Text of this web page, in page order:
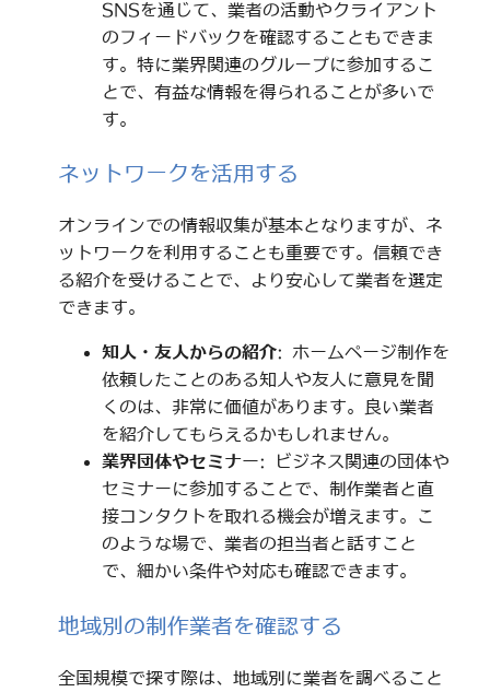
SNSを通じて、業者の活動やクライアント
のフィードバックを確認することもできま
す。特に業界関連のグループに参加するこ
とで、有益な情報を得られることが多いで
す。
ネットワークを活用する
オンラインでの情報収集が基本となりますが、ネ
ットワークを利用することも重要です。信頼でき
る紹介を受けることで、より安心して業者を選定
できます。
知人・友人からの紹介: ホームページ制作を
依頼したことのある知人や友人に意見を聞
くのは、非常に価値があります。良い業者
を紹介してもらえるかもしれません。
業界団体やセミナー: ビジネス関連の団体や
セミナーに参加することで、制作業者と直
接コンタクトを取れる機会が増えます。こ
のような場で、業者の担当者と話すこと
で、細かい条件や対応も確認できます。
地域別の制作業者を確認する
全国規模で探す際は、地域別に業者を調べること